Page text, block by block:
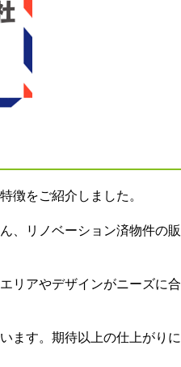
徴をご紹介しました。
、リノベーション済物件の販
リアやデザインがニーズに合
ます。期待以上の仕上がりに